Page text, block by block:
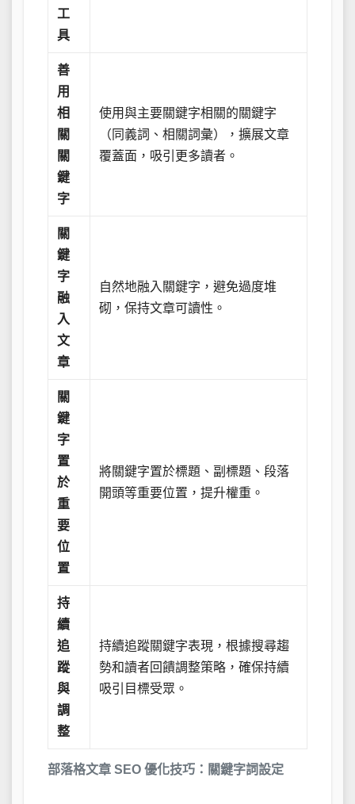
部落格文章 SEO 優化技巧：關鍵字詞設定
工
具
善
用
相
關
關
鍵
字
使用與主要關鍵字相關的關鍵字
（同義詞、相關詞彙），擴展文章
覆蓋面，吸引更多讀者。
關
鍵
字
融
入
文
章
自然地融入關鍵字，避免過度堆
砌，保持文章可讀性。
關
鍵
字
置
於
重
要
位
置
將關鍵字置於標題、副標題、段落
開頭等重要位置，提升權重。
持
續
追
蹤
與
調
整
持續追蹤關鍵字表現，根據搜尋趨
勢和讀者回饋調整策略，確保持續
吸引目標受眾。